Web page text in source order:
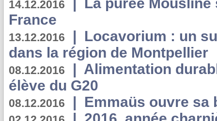
14.12.2016
France
13.12.2016 | Locavorium : un
dans la région de Montpellier
08.12.2016 | Alimentation
élève du G20
08.12.2016 | Emmaüs ouvre sa